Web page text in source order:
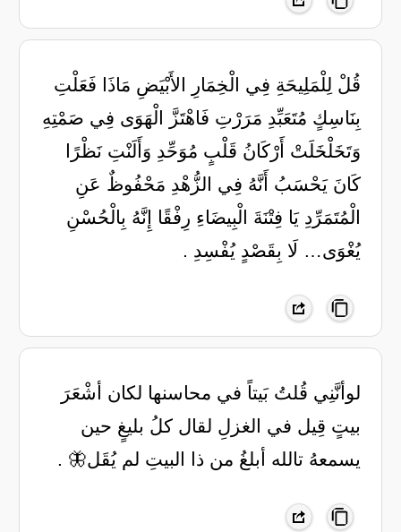
قُلْ لِلْمَلِيحَةِ فِي الْخِمَارِ الأَبْيَضِ مَاذَا فَعَلْتِ
بِنَاسِكٍ مُتَعَبِّدِ مَرَرْتِ فَاهْتَزَّ الْهَوَى فِي صَمْتِهِ
وَتَخَلْخَلَتْ أَرْكَانُ قَلْبٍ مُوَحِّدِ وَأَلَنْتِ نَظْرًا
كَانَ يَحْسَبُ أَنَّهُ فِي الزُّهْدِ مَحْفُوظٌ عَنِ
الْمُتَمَرِّدِ يَا فِتْنَةَ الْبِيضَاءِ رِفْقًا إِنَّهُ بِالْحُسْنِ
يُغْوَى… لَا بِقَصْدٍ يُفْسِدِ .
لوأنَّنِي قُلتُ بَيتاً في محاسنها لكان أشْعَرَ
بيتٍ قِيل في الغزلِ لقال كلُ بليغٍ حين
يسمعهُ تالله أبلغُ من ذا البيتِ لم يُقَل🦋 .